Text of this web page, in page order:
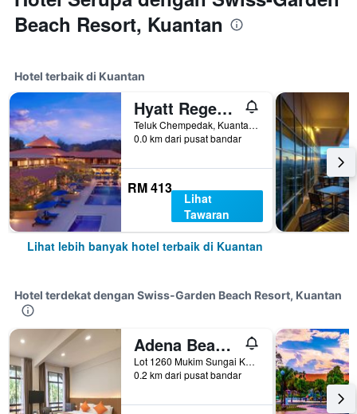
Beach Resort, Kuantan
Hotel terbaik di Kuantan
Hyatt Regency Kuantan Resort
Teluk Chempedak, Kuantan-25050, Pahang Darul Makmur, ., Kuantan, Malaysia
0.0 km dari pusat bandar
RM 413
Lihat
Tawaran
Lihat lebih banyak hotel terbaik di Kuantan
Hotel terdekat dengan Swiss-Garden Beach Resort, Kuantan
Adena Beach Resort
Lot 1260 Mukim Sungai Karang, Kuantan, Malaysia
0.2 km dari pusat bandar